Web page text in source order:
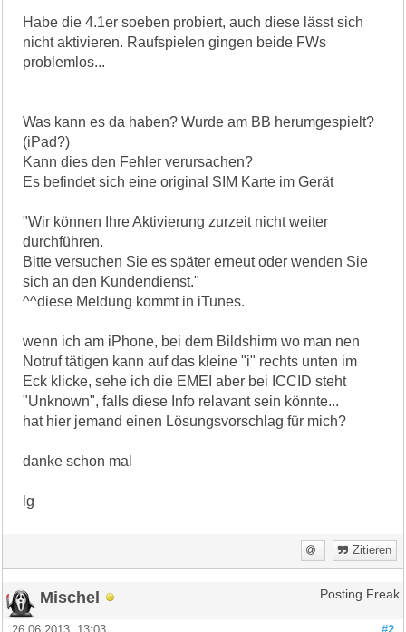
Habe die 4.1er soeben probiert, auch diese lässt sich
nicht aktivieren. Raufspielen gingen beide FWs
problemlos...
Was kann es da haben? Wurde am BB herumgespielt?
(iPad?)
Kann dies den Fehler verursachen?
Es befindet sich eine original SIM Karte im Gerät
"Wir können Ihre Aktivierung zurzeit nicht weiter
durchführen.
Bitte versuchen Sie es später erneut oder wenden Sie
sich an den Kundendienst."
^^diese Meldung kommt in iTunes.
wenn ich am iPhone, bei dem Bildshirm wo man nen
Notruf tätigen kann auf das kleine "i" rechts unten im
Eck klicke, sehe ich die EMEI aber bei ICCID steht
"Unknown", falls diese Info relavant sein könnte...
hat hier jemand einen Lösungsvorschlag für mich?
danke schon mal
lg
Zitieren
Mischel Posting Freak